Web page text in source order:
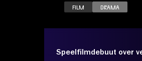
AGENDA
FILM DRAMA
Speelfilmdebuut over